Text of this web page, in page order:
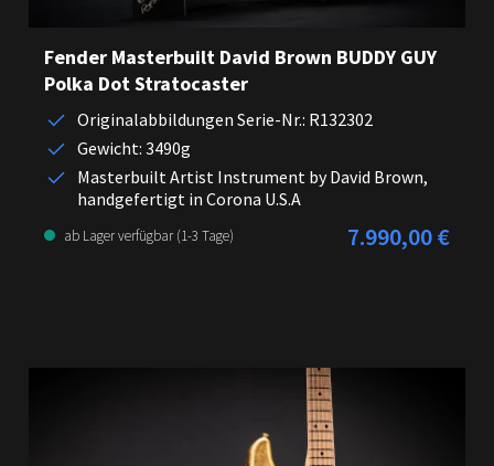
Fender Masterbuilt David Brown BUDDY GUY
Polka Dot Stratocaster
Originalabbildungen Serie-Nr.: R132302
Gewicht: 3490g
Masterbuilt Artist Instrument by David Brown,
handgefertigt in Corona U.S.A
ab Lager verfügbar (1-3 Tage) Regulärer Preis:
7.990,00 €